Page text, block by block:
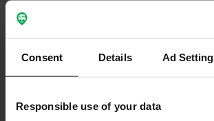
Consent Details Ad
Responsible use of your data
reviendrons sans hésiter. PS : Merci
pour les prunes, Théa 🙂.